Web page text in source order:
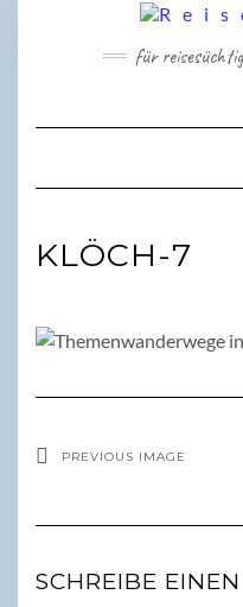
für
KLÖCH-7
PREVIOUS IMAGE
SCHREIBE